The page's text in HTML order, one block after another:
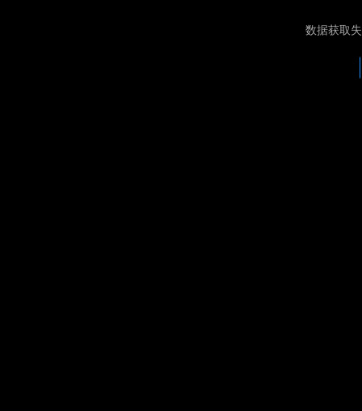
数据获取